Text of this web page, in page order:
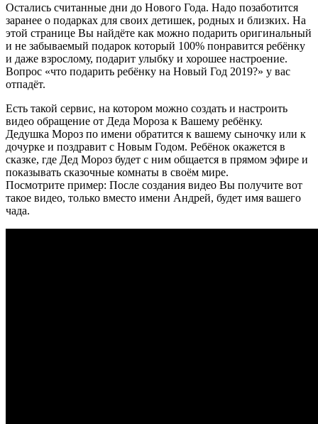
Остались считанные дни до Нового Года. Надо позаботится
заранее о подарках для своих детишек, родных и близких. На
этой странице Вы найдёте как можно подарить оригинальный
и не забываемый подарок который 100% понравится ребёнку
и даже взрослому, подарит улыбку и хорошее настроение.
Вопрос «что подарить ребёнку на Новый Год 2019?» у вас
отпадёт.
Есть такой сервис, на котором можно создать и настроить
видео обращение от Деда Мороза к Вашему ребёнку.
Дедушка Мороз по имени обратится к вашему сыночку или к
дочурке и поздравит с Новым Годом. Ребёнок окажется в
сказке, где Дед Мороз будет с ним общается в прямом эфире и
показывать сказочные комнаты в своём мире.
Посмотрите пример: После создания видео Вы получите вот
такое видео, только вместо имени Андрей, будет имя вашего
чада.